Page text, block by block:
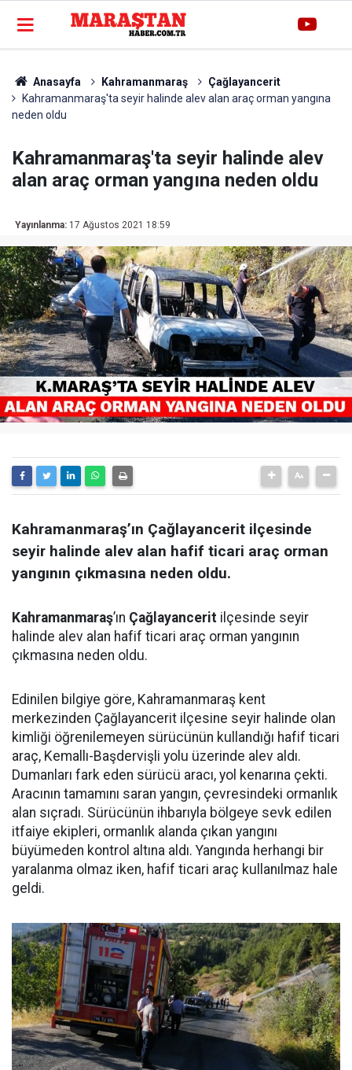
Anasayfa Kahramanmaraş
Çağlayancerit
Kahramanmaraş'ta seyir halinde alev alan araç orman yangına
neden oldu
Kahramanmaraş'ta seyir halinde alev
alan araç orman yangına neden oldu
Yayınlanma: 17 Ağustos 2021 18:59
Kahramanmaraş’ın Çağlayancerit ilçesinde
seyir halinde alev alan hafif ticari araç orman
yangının çıkmasına neden oldu.
Kahramanmaraş’ın Çağlayancerit ilçesinde seyir
halinde alev alan hafif ticari araç orman yangının
çıkmasına neden oldu.
Edinilen bilgiye göre, Kahramanmaraş kent
merkezinden Çağlayancerit ilçesine seyir halinde olan
kimliği öğrenilemeyen sürücünün kullandığı hafif ticari
araç, Kemallı-Başdervişli yolu üzerinde alev aldı.
Dumanları fark eden sürücü aracı, yol kenarına çekti.
Aracının tamamını saran yangın, çevresindeki ormanlık
alan sıçradı. Sürücünün ihbarıyla bölgeye sevk edilen
itfaiye ekipleri, ormanlık alanda çıkan yangını
büyümeden kontrol altına aldı. Yangında herhangi bir
yaralanma olmaz iken, hafif ticari araç kullanılmaz hale
geldi.